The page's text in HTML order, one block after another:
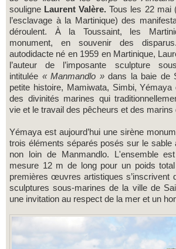
souligne Laurent Valère. Tous les 22 mai
l’esclavage à la Martinique) des
déroulent. À la Toussaint, les
monument, en souvenir des
autodidacte né en 1959 en Martinique,
l’auteur de l’imposante sculpture
intitulée « Manmandlo » dans la baie de
petite histoire, Mamiwata, Simbi,
des divinités marines qui
vie et le travail des pêcheurs et des marins
Yémaya est aujourd’hui une sirène
trois éléments séparés posés sur le sable
non loin de Manmandlo. L'ensemble
mesure 12 m de long pour un poids
premières œuvres artistiques s’inscrivent
sculptures sous-marines de la ville de
une invitation au respect de la mer et un